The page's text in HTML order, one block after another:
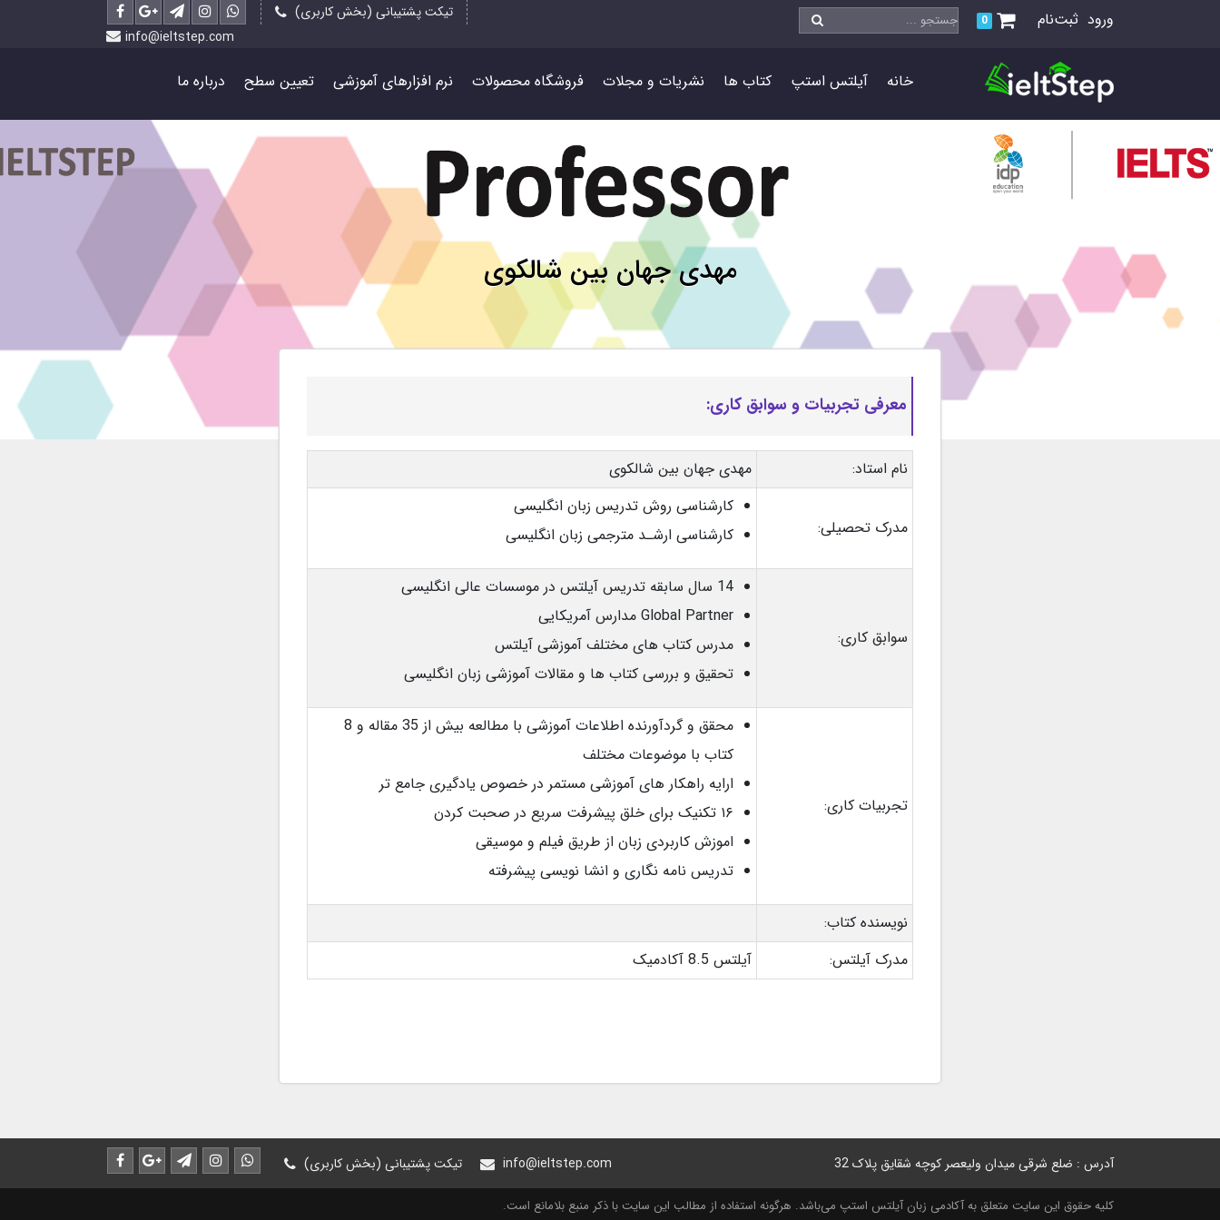
ورود ثبت‌نام 0
تیکت پشتیبانی (بخش کاربری)
info@ieltstep.com
خانه آیلتس استپ کتاب ها نشریات و مجلات فروشگاه محصولات نرم افزارهای آموزشی تعیین سطح درباره ما
مهدی جهان بین شالکوی
معرفی تجربیات و سوابق کاری:
نام استاد: مهدی جهان بین شالکوی
مدرک تحصیلی:
کارشناسی روش تدریس زبان انگلیسی
کارشناسی ارشـد مترجمی زبان انگلیسی
سوابق کاری:
14 سال سابقه تدریس آیلتس در موسسات عالی انگلیسی
Global Partner مدارس آمریکایی
مدرس کتاب های مختلف آموزشی آیلتس
تحقیق و بررسی کتاب ها و مقالات آموزشی زبان انگلیسی
تجربیات کاری:
محقق و گردآورنده اطلاعات آموزشی با مطالعه بیش از 35 مقاله و 8
کتاب با موضوعات مختلف
ارایه راهکار های آموزشی مستمر در خصوص یادگیری جامع تر
۱۶ تکنیک برای خلق پیشرفت سریع در صحبت کردن
اموزش کاربردی زبان از طریق فیلم و موسیقی
تدریس نامه نگاری و انشا نویسی پیشرفته
نویسنده کتاب:
مدرک آیلتس:
آیلتس 8.5 آکادمیک
آدرس : ضلع شرقی میدان ولیعصر کوچه شقایق پلاک 32 تیکت پشتیبانی (بخش کاربری) info@ieltstep.com
کلیه حقوق این سایت متعلق به آکادمی زبان آیلتس استپ می‌باشد. هرگونه استفاده از مطالب این سایت با ذکر منبع بلامانع است.